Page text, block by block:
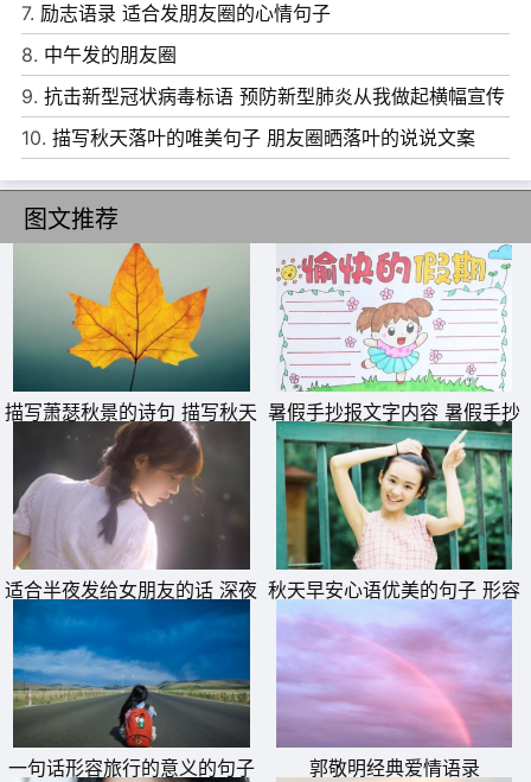
8、上天不会无缘无故做出莫名其妙的决定，它让你放弃和
等待，是为了给你最好的。
9、遗憾的是这一生里，我已经错过了你，也错过了关于你
的风景。
10、我已经很难过了，连你也不放过我
11、撩你不是因为喜欢你，而是因为看你的样子就知道你很
容易睡。
12、总有一些思念挥之不去，总有一些感情无法否认。
13、梦已逝，心已碎，留下只是在为离开做准备。
14、我想给你很多东西,比如:被理解,被信任,被支持。最想
7. 励志语录 适合发朋友圈的心情句子
8. 中午发的朋友圈
9. 抗击新型冠状病毒标语 预防新型肺炎从我做起横幅宣传
语
10. 描写秋天落叶的唯美句子 朋友圈晒落叶的说说文案
图文推荐
描写萧瑟秋景的诗句 描写秋天
萧瑟秋季的诗句
暑假手抄报文字内容 暑假手抄
报简单又好看
适合半夜发给女朋友的话 深夜
情话暖心短句
秋天早安心语优美的句子 形容
入秋渐凉的句子发朋友圈说说
一句话形容旅行的意义的句子
郭敬明经典爱情语录